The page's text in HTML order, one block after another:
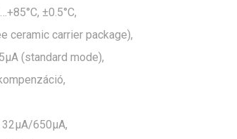
±0.5°C,
ceramic carrier package),
(standard mode),
650µA,